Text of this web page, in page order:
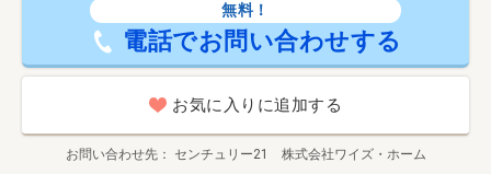
無料！
電話でお問い合わせする
お気に入りに追加する
お問い合わせ先
センチュリー21 株式会社ワイズ・ホーム